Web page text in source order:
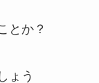
とか？
ょう